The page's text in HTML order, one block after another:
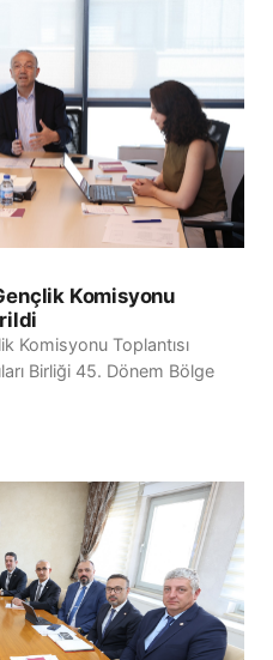
Komisyonu
Komisyonu Toplantısı
Birliği 45. Dönem Bölge
ilk toplantısı,